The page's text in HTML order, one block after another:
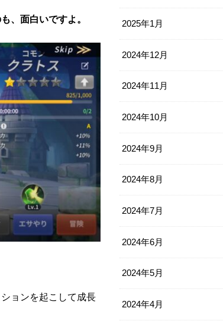
、面白いですよ。
ョンを起こして成長
2025年1月
2024年12月
2024年11月
2024年10月
2024年9月
2024年8月
2024年7月
2024年6月
2024年5月
2024年4月